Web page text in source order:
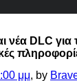
νέα DLC
μμ, by